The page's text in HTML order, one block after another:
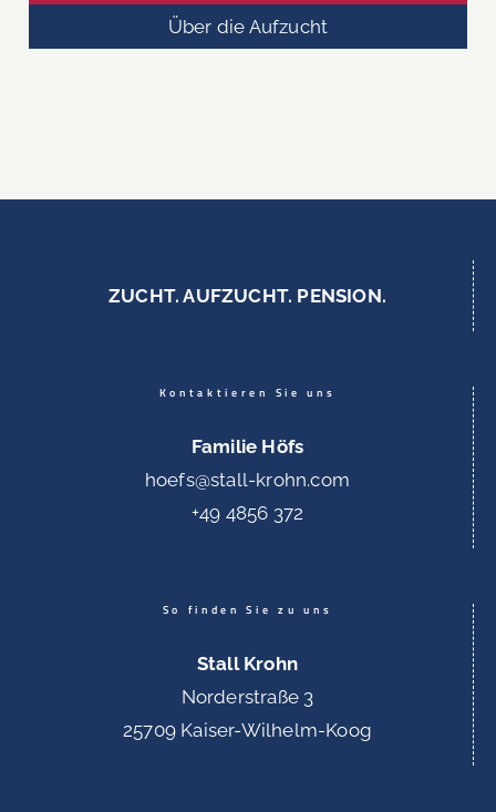
Über die Aufzucht
ZUCHT. AUFZUCHT. PENSION.
Kontaktieren Sie uns
Familie Höfs
hoefs@stall-krohn.com
+49 4856 372
So finden Sie zu uns
Stall Krohn
Norderstraße 3
25709 Kaiser-Wilhelm-Koog